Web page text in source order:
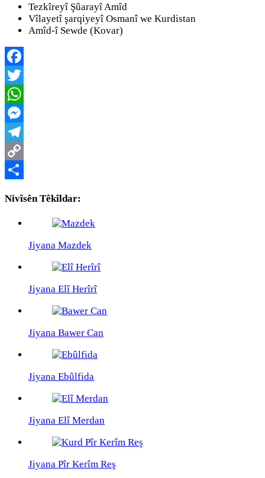
Tezkîreyî Şûarayî Amîd
Vîlayetî şarqiyeyî Osmanî we Kurdistan
Amîd-î Sewde (Kovar)
Facebook
Twitter
WhatsApp
Messenger
Telegram
Copy
Nivîsên Têkîldar:
Jiyana Mazdek
Jiyana Elî Herîrî
Jiyana Bawer Can
Jiyana Ebûlfida
Jiyana Elî Merdan
Jiyana Pîr Kerîm Reş